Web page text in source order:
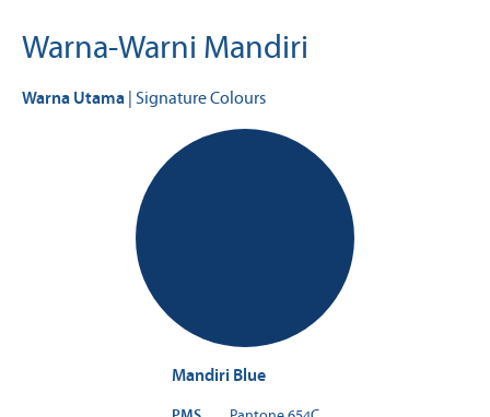
Warna-Warni Mandiri
Warna Utama | Signature Colours
Mandiri Blue